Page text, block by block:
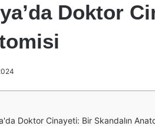
Doktor
Doktor Cinayeti: Bir Skandalın